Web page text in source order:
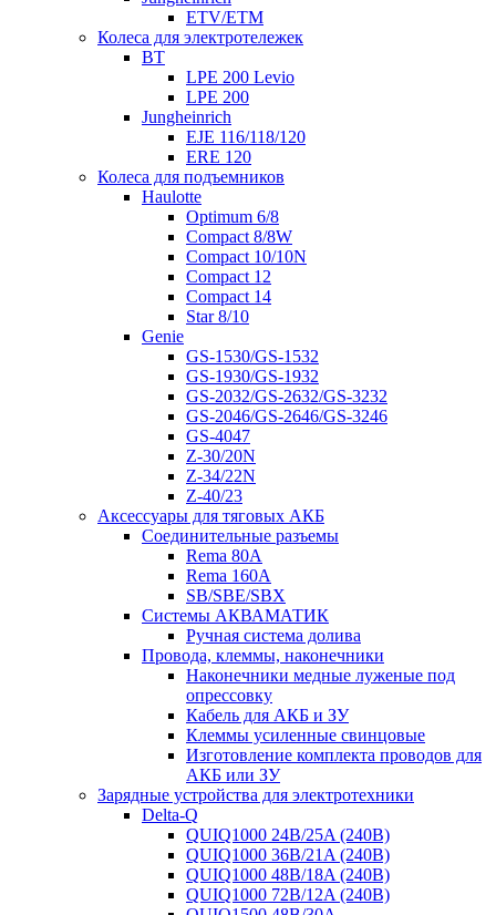
ETV/ETM
Колеса для электротележек
BT
LPE 200 Levio
LPE 200
Jungheinrich
EJE 116/118/120
ERE 120
Колеса для подъемников
Haulotte
Optimum 6/8
Compact 8/8W
Compact 10/10N
Compact 12
Compact 14
Star 8/10
Genie
GS-1530/GS-1532
GS-1930/GS-1932
GS-2032/GS-2632/GS-3232
GS-2046/GS-2646/GS-3246
GS-4047
Z-30/20N
Z-34/22N
Z-40/23
Аксессуары для тяговых АКБ
Соединительные разъемы
Rema 80A
Rema 160A
SB/SBE/SBX
Системы АКВАМАТИК
Ручная система долива
Провода, клеммы, наконечники
Наконечники медные луженые под
опрессовку
Кабель для АКБ и ЗУ
Клеммы усиленные свинцовые
Изготовление комплекта проводов для
АКБ или ЗУ
Зарядные устройства для электротехники
Delta-Q
QUIQ1000 24B/25A (240B)
QUIQ1000 36B/21A (240B)
QUIQ1000 48B/18A (240B)
QUIQ1000 72B/12A (240B)